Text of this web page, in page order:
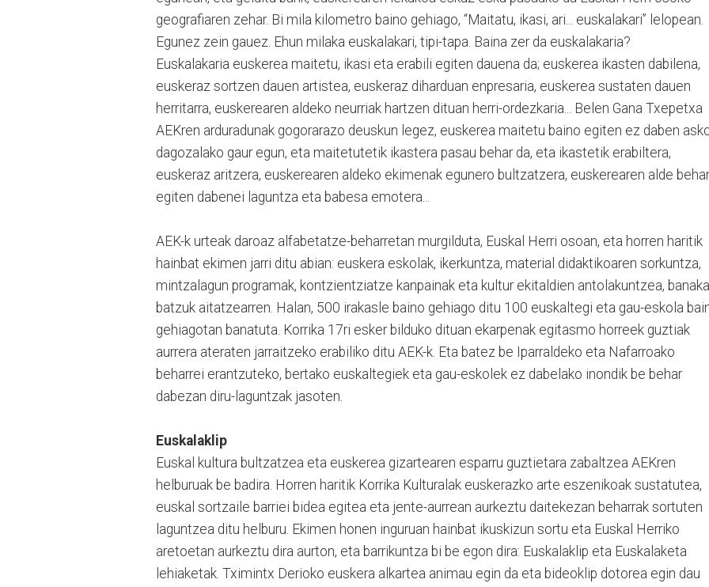
geografiaren zehar. Bi mila kilometro baino gehiago, “Maitatu, ikasi, ari... euskalakari” lelopean.
Egunez zein gauez. Ehun milaka euskalakari, tipi-tapa. Baina zer da euskalakaria?
Euskalakaria euskerea maitetu, ikasi eta erabili egiten dauena da; euskerea ikasten dabilena,
euskeraz sortzen dauen artistea, euskeraz diharduan enpresaria, euskerea sustaten dauen
herritarra, euskerearen aldeko neurriak hartzen dituan herri-ordezkaria... Belen Gana Txepetxa
AEKren arduradunak gogorarazo deuskun legez, euskerea maitetu baino egiten ez daben
dagozalako gaur egun, eta maitetutetik ikastera pasau behar da, eta ikastetik erabiltera,
euskeraz aritzera, euskerearen aldeko ekimenak egunero bultzatzera, euskerearen alde behar
egiten dabenei laguntza eta babesa emotera...
AEK-k urteak daroaz alfabetatze-beharretan murgilduta, Euskal Herri osoan, eta horren haritik
hainbat ekimen jarri ditu abian: euskera eskolak, ikerkuntza, material didaktikoaren sorkuntza,
mintzalagun programak, kontzientziatze kanpainak eta kultur ekitaldien antolakuntzea, banaka
batzuk aitatzearren. Halan, 500 irakasle baino gehiago ditu 100 euskaltegi eta gau-eskola
gehiagotan banatuta. Korrika 17ri esker bilduko dituan ekarpenak egitasmo horreek guztiak
aurrera ateraten jarraitzeko erabiliko ditu AEK-k. Eta batez be Iparraldeko eta Nafarroako
beharrei erantzuteko, bertako euskaltegiek eta gau-eskolek ez dabelako inondik be behar
dabezan diru-laguntzak jasoten.
Euskalaklip
Euskal kultura bultzatzea eta euskerea gizartearen esparru guztietara zabaltzea AEKren
helburuak be badira. Horren haritik Korrika Kulturalak euskerazko arte eszenikoak sustatutea,
euskal sortzaile barriei bidea egitea eta jente-aurrean aurkeztu daitekezan beharrak sortuten
laguntzea ditu helburu. Ekimen honen inguruan hainbat ikuskizun sortu eta Euskal Herriko
aretoetan aurkeztu dira aurton, eta barrikuntza bi be egon dira: Euskalaklip eta Euskalaketa
lehiaketak. Tximintx Derioko euskera alkartea animau egin da eta bideoklip dotorea egin dau